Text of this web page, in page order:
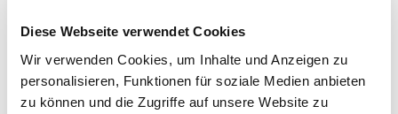
Diese Webseite verwendet Cookies
Wir verwenden Cookies, um Inhalte und Anzeigen zu
personalisieren, Funktionen für soziale Medien anbieten
zu können und die Zugriffe auf unsere Website zu